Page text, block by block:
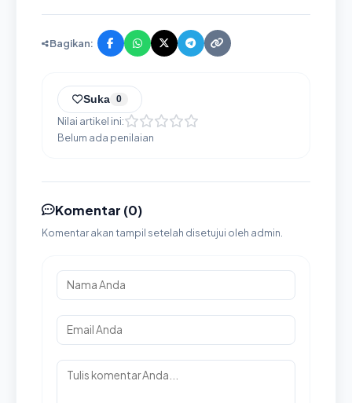
Bagikan:
Suka 0
Nilai artikel ini:
Belum ada penilaian
Komentar (0)
Komentar akan tampil setelah disetujui oleh admin.